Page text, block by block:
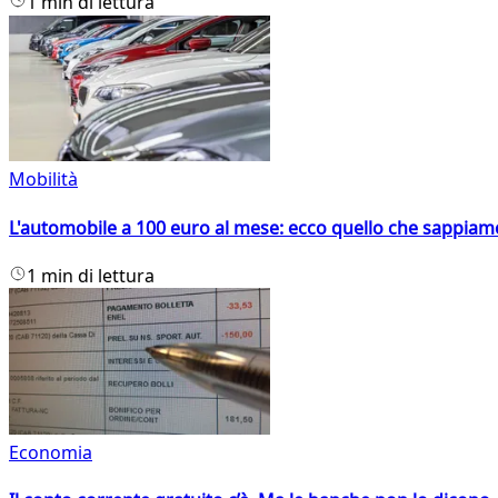
Mobilità
L'automobile a 100 euro al mese: ecco quello che
1 min di lettura
Economia